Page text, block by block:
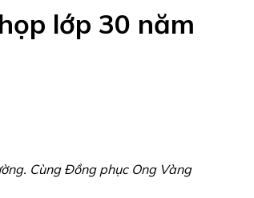
lớp 30 năm
Cùng Đồng phục Ong Vàng